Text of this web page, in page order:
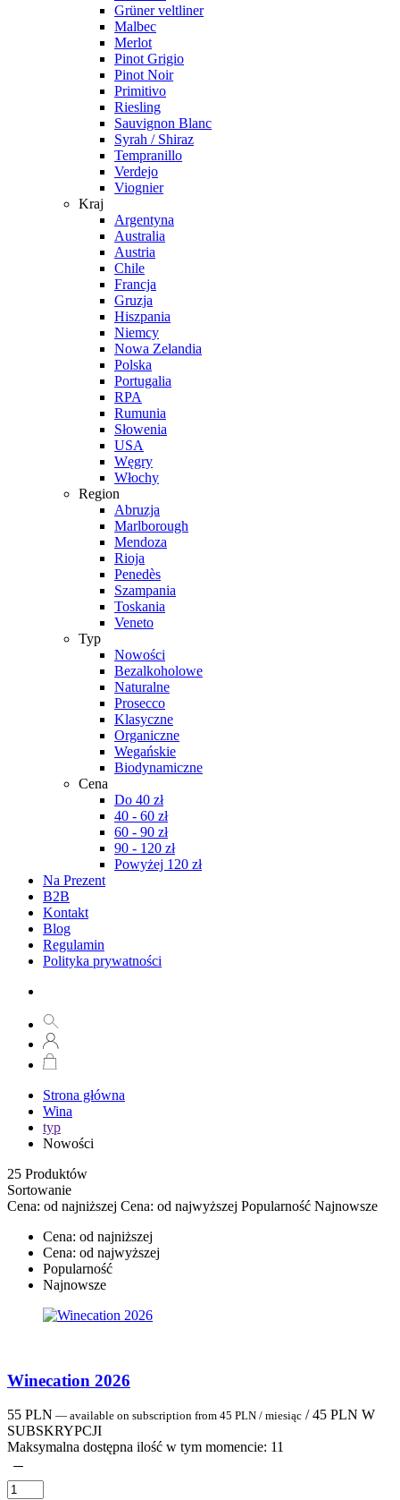
Grüner veltliner
Malbec
Merlot
Pinot Grigio
Pinot Noir
Primitivo
Riesling
Sauvignon Blanc
Syrah / Shiraz
Tempranillo
Verdejo
Viognier
Kraj
Argentyna
Australia
Austria
Chile
Francja
Gruzja
Hiszpania
Niemcy
Nowa Zelandia
Polska
Portugalia
RPA
Rumunia
Słowenia
USA
Węgry
Włochy
Region
Abruzja
Marlborough
Mendoza
Rioja
Penedès
Szampania
Toskania
Veneto
Typ
Nowości
Bezalkoholowe
Naturalne
Prosecco
Klasyczne
Organiczne
Wegańskie
Biodynamiczne
Cena
Do 40 zł
40 - 60 zł
60 - 90 zł
90 - 120 zł
Powyżej 120 zł
Na Prezent
B2B
Kontakt
Blog
Regulamin
Polityka prywatności
Strona główna
Wina
typ
Nowości
25 Produktów
Sortowanie
Cena: od najniższej Cena: od najwyższej Popularność Najnowsze
Cena: od najniższej
Cena: od najwyższej
Popularność
Najnowsze
Winecation 2026
55 PLN — available on subscription from 45 PLN / miesiąc / 45 PLN W
SUBSKRYPCJI
Maksymalna dostępna ilość w tym momencie: 11